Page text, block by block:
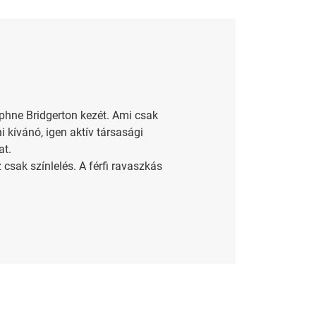
Bridgerton kezét. Ami csak
kívánó, igen aktív társasági
színlelés. A férfi ravaszkás